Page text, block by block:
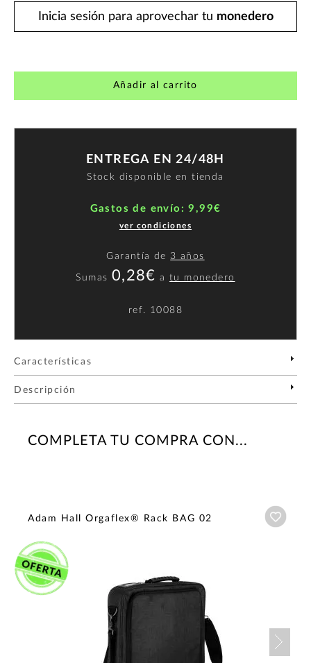
Inicia sesión para aprovechar tu monedero
Añadir al carrito
ENTREGA EN 24/48H
Stock disponible en tienda
Gastos de envío: 9,99€
ver condiciones
Garantía de 3 años
Sumas 0,28€ atu monedero
ref. 10088
Características
Descripción
COMPLETA TU COMPRA CON...
Adam Hall Orgaflex® Rack BAG 02